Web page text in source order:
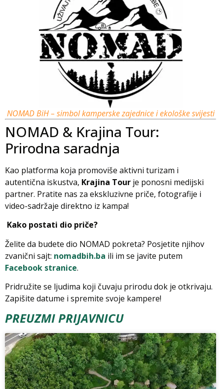
NOMAD BiH – simbol kamperske zajednice i ekološke svijesti
NOMAD & Krajina Tour:
Prirodna saradnja
Kao platforma koja promoviše aktivni turizam i
autentična iskustva, Krajina Tour je ponosni medijski
partner. Pratite nas za ekskluzivne priče, fotografije i
video-sadržaje direktno iz kampa!
Kako postati dio priče?
Želite da budete dio NOMAD pokreta? Posjetite njihov
zvanični sajt: nomadbih.ba ili im se javite putem
Facebook stranice.
Pridružite se ljudima koji čuvaju prirodu dok je otkrivaju.
Zapišite datume i spremite svoje kampere!
PREUZMI PRIJAVNICU